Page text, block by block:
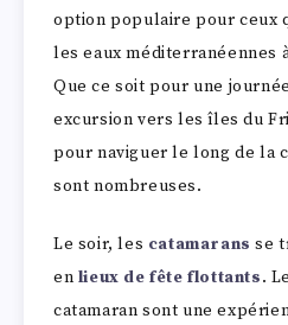
option populaire pour ceux
les eaux méditerranéennes
Que ce soit pour une
excursion vers les îles du
pour naviguer le long de la
sont nombreuses.
Le soir, les catamaransse
en lieux de fête flottants.
catamaran sont une